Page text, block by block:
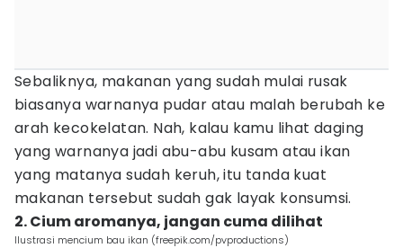
Sebaliknya, makanan yang sudah mulai rusak
biasanya warnanya pudar atau malah berubah ke
arah kecokelatan. Nah, kalau kamu lihat daging
yang warnanya jadi abu-abu kusam atau ikan
yang matanya sudah keruh, itu tanda kuat
makanan tersebut sudah gak layak konsumsi.
2. Cium aromanya, jangan cuma dilihat
Ilustrasi mencium bau ikan (freepik.com/pvproductions)